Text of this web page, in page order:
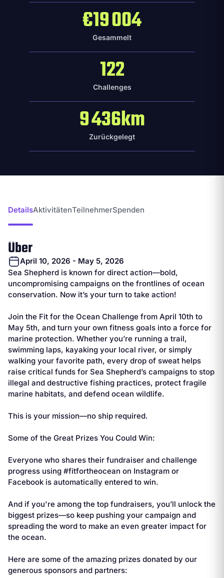
€19 004
Gesammelt
122
Challenges
9 436km
Zurückgelegt
DetailsAktivitätenTeilnehmerSpenden
Über
April 10, 2026 - May 5, 2026
Sea Shepherd is known for direct action—bold,
uncompromising campaigns on the frontlines of ocean
conservation. Now it’s your turn to take action!
Join the Fit for the Ocean Challenge from April 10th to
May 5th, and turn your own fitness goals into a force for
marine protection. Whether you’re running a trail,
swimming laps, kayaking your local river, or simply
walking your favorite path, every drop of sweat helps
raise critical funds for Sea Shepherd’s campaigns to stop
illegal and destructive fishing practices, protect fragile
marine habitats, and defend ocean wildlife.
This is your mission—no ship required.
Some of the Great Prizes You Could Win:
Everyone who shares their fundraiser and challenge
progress using #fitfortheocean on Instagram or
Facebook is automatically entered to win.
And if you're among the top fundraisers, you’ll unlock the
biggest prizes—so keep pushing your campaign and
spreading the word to make an even greater impact for
the ocean.
Here are some of the amazing prizes donated by our
generous sponsors and partners: